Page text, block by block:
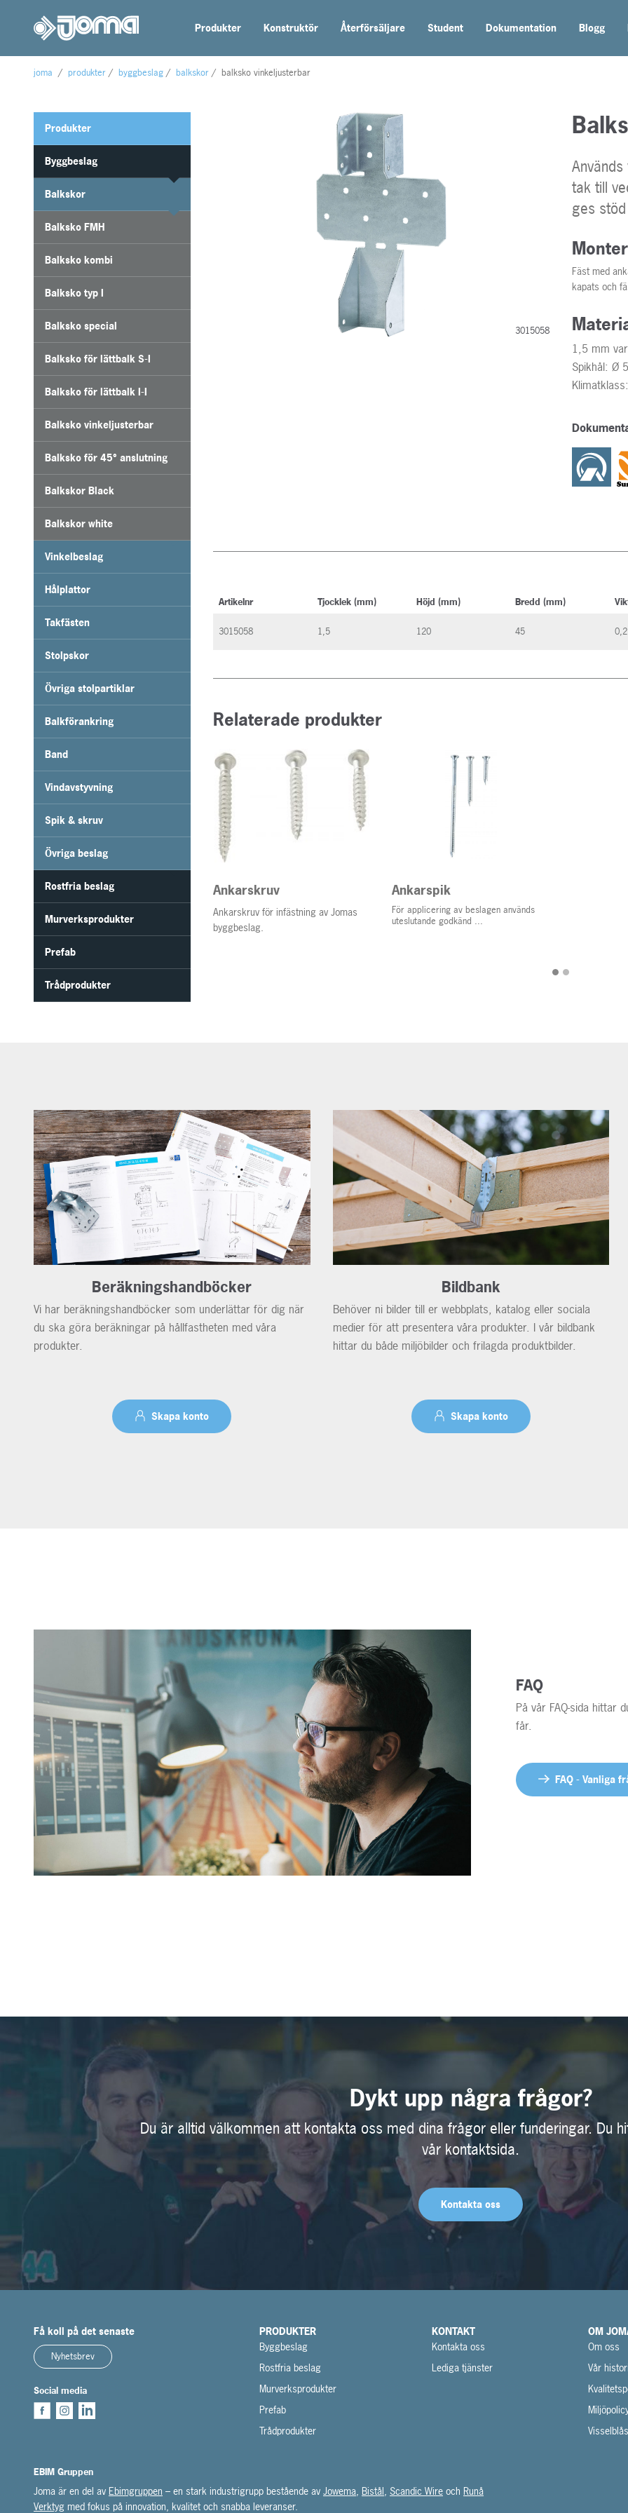
Produkter Konstruktör Återförsäljare Student Dokumentation Blogg
joma / produkter / byggbeslag / balkskor / balksko vinkeljusterbar
Produkter
Byggbeslag
Balkskor
Balksko FMH
Balksko kombi
Balksko typ I
Balksko special
Balksko för lättbalk S-I
Balksko för lättbalk I-I
Balksko vinkeljusterbar
Balksko för 45° anslutning
Balkskor Black
Balkskor white
Vinkelbeslag
Hålplattor
Takfästen
Stolpskor
Övriga stolpartiklar
Balkförankring
Band
Vindavstyvning
Spik & skruv
Övriga beslag
Rostfria beslag
Murverksprodukter
Prefab
Trådprodukter
3015058
tak till
ges
Fäst med
kapats och
1,5 mm
Spikhål: Ø
Artikelnr Tjocklek (mm) Höjd (mm) Bredd (mm)
3015058 1,5 120 45
Relaterade produkter
Ankarskruv
Ankarskruv för infästning av Jomas
byggbeslag.
Ankarspik
För applicering av beslagen används
uteslutande godkänd ...
Beräkningshandböcker
Vi har beräkningshandböcker som underlättar för dig när
du ska göra beräkningar på hållfastheten med våra
produkter.
Skapa konto
Bildbank
Behöver ni bilder till er webbplats, katalog eller sociala
medier för att presentera våra produkter. I vår bildbank
hittar du både miljöbilder och frilagda produktbilder.
Skapa konto
FAQ
På vår FAQ-sida hittar
får.
FAQ - Vanliga
Dykt upp några frågor?
Du är alltid välkommen att kontakta oss med dina frågor eller funderingar. Du
vår kontaktsida.
Kontakta oss
Få koll på det senaste
Nyhetsbrev
Social media
EBIM Gruppen
Joma är en del av Ebimgruppen – en stark industrigrupp bestående av Jowema, Bistål, Scandic Wire och Runå
Verktyg med fokus på innovation, kvalitet och snabba leveranser.
PRODUKTER
Byggbeslag
Rostfria beslag
Murverksprodukter
Prefab
Trådprodukter
KONTAKT
Kontakta oss
Lediga tjänster
OM
Om oss
Vår